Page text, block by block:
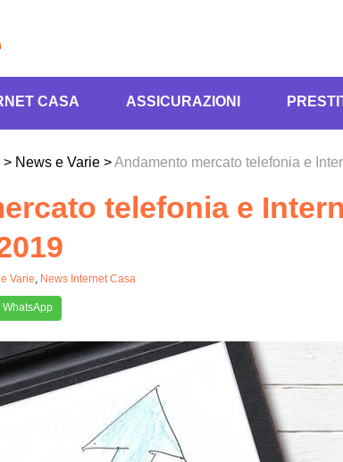
CASA ASSICURAZIONI
> News e Varie >Andamento mercato telefonia e
telefonia e
Varie, News Internet Casa
WhatsApp